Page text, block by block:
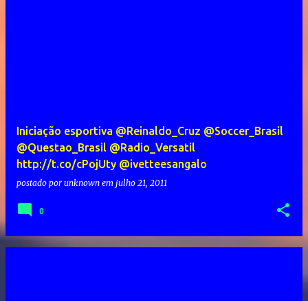
Iniciação esportiva @Reinaldo_Cruz @Soccer_Brasil
@Questao_Brasil @Radio_Versatil
http://t.co/cPojUty @ivetteesangalo
postado por unknown em julho 21, 2011
0